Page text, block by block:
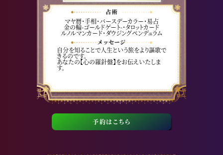
マヤ暦・手相・バースデーカラー・易占
金の輪-ゴールドゲート-・タロットカード
ルノルマンカード・ダウジングペンデュラム
自分を知ることで人生という旅をより謳歌で
きるのです。
あなたの【心の羅針盤】をお伝えいたしま
す。
予約はこちら